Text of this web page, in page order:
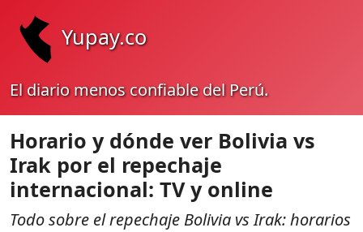
Yupay.co
El diario menos confiable del Perú.
Horario y dónde ver Bolivia vs
Irak por el repechaje
internacional: TV y online
Todo sobre el repechaje Bolivia vs Irak: horarios